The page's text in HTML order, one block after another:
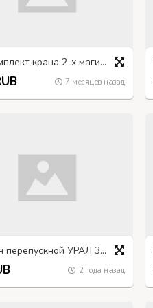
Ремкомплект крана 2-х магистрального пневматического ЗИЛ, КАМАЗ
7 месяцев назад
Клапан перепускной УРАЛ 375-3501048
2 года назад